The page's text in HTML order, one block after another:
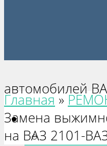
автомобилей
Ваз 2101-
РЕМОНТ
Главная »
Замена
на ВАЗ 2101-